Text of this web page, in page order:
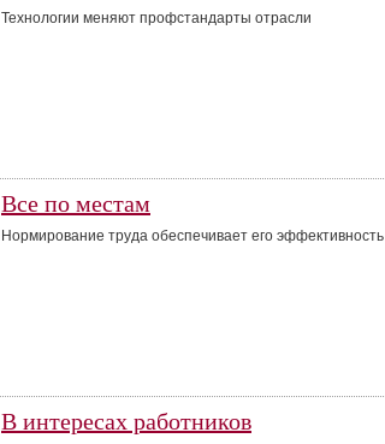
Технологии меняют профстандарты отрасли
Все по местам
Нормирование труда обеспечивает его эффективность
В интересах работников